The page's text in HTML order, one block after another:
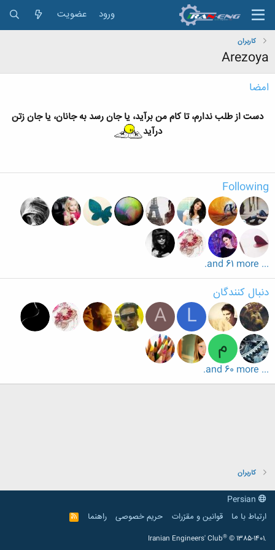
ورود عضویت
کاربران
Arezoya
امضا
دست از طلب ندارم، تا کام من برآید، یا جان رسد به جانان، یا جان زتن
درآید
Following
... and 61 more.
دنبال کنندگان
L
A
م
... and 60 more.
کاربران
ارتباط با ما
قوانین و مقرّرات حریم خصوصی راهنما
R
S
Iranian Engineers' Club® © 1385-1401.